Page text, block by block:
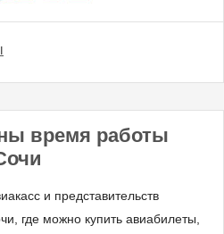
время работы
и представительств
где можно купить авиабилеты,